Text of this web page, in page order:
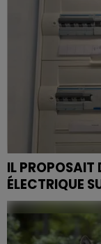
IL PROPOSAIT
ÉLECTRIQUE
Pour la
lutte contre la
une peine